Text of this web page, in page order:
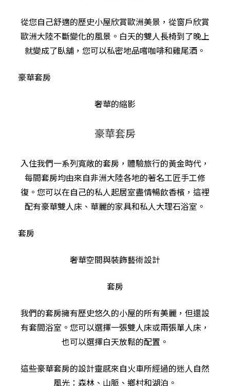
從您自己舒適的歷史小屋欣賞歐洲美景，從窗戶欣賞
歐洲大陸不斷變化的風景。白天的雙人長椅到了晚上
就變成了臥舖，您可以私密地品嚐咖啡和雞尾酒。
豪華套房
奢華的縮影
豪華套房
入住我們一系列寬敞的套房，體驗旅行的黃金時代，
每間套房均由來自非洲大陸各地的著名工匠手工修
復。您可以在自己的私人起居室盡情暢飲香檳，這裡
配有豪華雙人床、華麗的家具和私人大理石浴室。
套房
奢華空間與裝飾藝術設計
套房
我們的套房擁有歷史悠久的小屋的所有美麗，但還設
有套間浴室。您可以選擇一張雙人床或兩張單人床，
也可以選擇白天放鬆的配置。
這些豪華套房的設計靈感來自火車所經過的迷人自然
風光：森林、山脈、鄉村和湖泊。